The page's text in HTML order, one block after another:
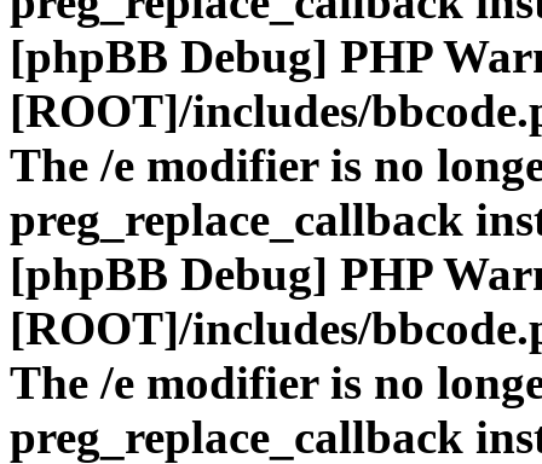
[phpBB Debug] PHP
[ROOT]/includes/
The /e modifier is no
preg_replace_callback
[phpBB Debug] PHP
[ROOT]/includes/
The /e modifier is no
preg_replace_callback